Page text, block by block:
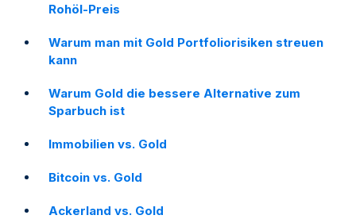
Rohöl-Preis
Warum man mit Gold Portfoliorisiken streuen
kann
Warum Gold die bessere Alternative zum
Sparbuch ist
Immobilien vs. Gold
Bitcoin vs. Gold
Ackerland vs. Gold